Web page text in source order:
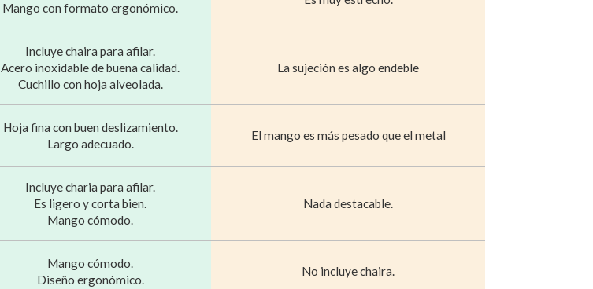
Mango con formato ergonómico.
Incluye chaira para afilar.
Acero inoxidable de buena calidad.
Cuchillo con hoja alveolada.
La sujeción es algo endeble
Hoja fina con buen deslizamiento.
Largo adecuado.
El mango es más pesado que el metal
Incluye charia para afilar.
Es ligero y corta bien.
Mango cómodo.
Nada destacable.
Mango cómodo.
Diseño ergonómico.
No incluye chaira.